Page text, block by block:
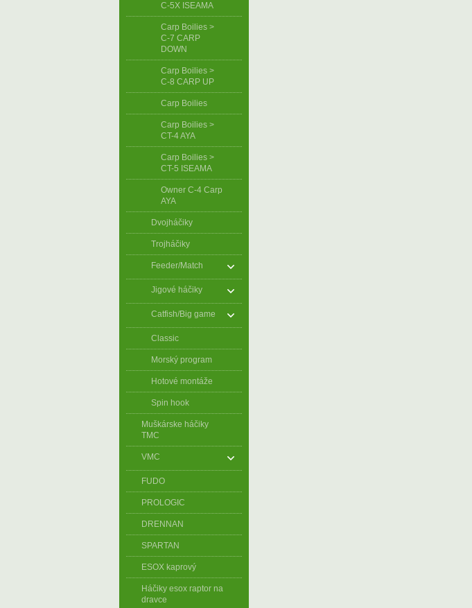
C-5X ISEAMA
Carp Boilies >
C-7 CARP
DOWN
Carp Boilies >
C-8 CARP UP
Carp Boilies
Carp Boilies >
CT-4 AYA
Carp Boilies >
CT-5 ISEAMA
Owner C-4 Carp
AYA
Dvojháčiky
Trojháčiky
Feeder/Match
Jigové háčiky
Catfish/Big game
Classic
Morský program
Hotové montáže
Spin hook
Muškárske háčiky
TMC
VMC
FUDO
PROLOGIC
DRENNAN
SPARTAN
ESOX kaprový
Háčiky esox raptor na
dravce